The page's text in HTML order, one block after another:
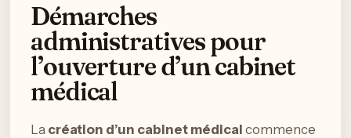
Démarches
administratives pour
l’ouverture d’un cabinet
médical
La création d’un cabinet médical commence